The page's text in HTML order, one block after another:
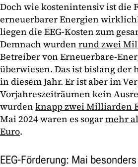
Doch wie kostenintensiv ist die
erneuerbarer Energien
liegen die EEG-Kosten zum
Demnach wurden rund zwei
Betreiber von Erneuerbare-
überwiesen. Das ist bislang der
in diesem Jahr. Er ist aber im
Vorjahreszeiträumen kein
wurden knapp zwei Milliarden
Mai 2024 waren es sogarmehr
Euro.
EEG-Förderung: Mai